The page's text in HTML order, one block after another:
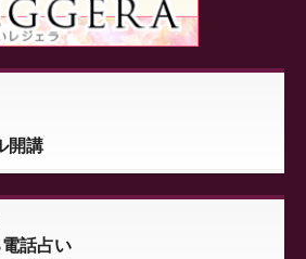
開講
話占い